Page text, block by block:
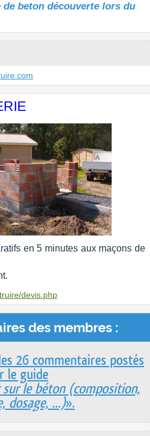
beton découverte lors du
en 5 minutes aux maçons de
devis.php
des membres :
26 commentaires postés
le guide
le béton (composition,
dosage, ...)».